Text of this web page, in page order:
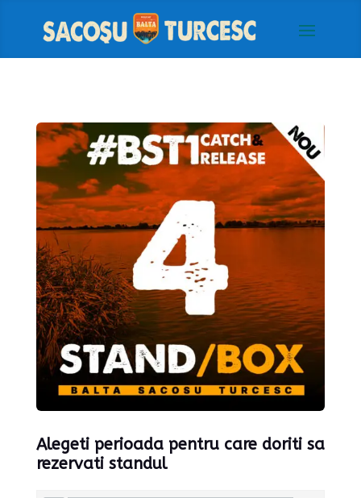
Alegeti perioada pentru care doriti sa
rezervati standul